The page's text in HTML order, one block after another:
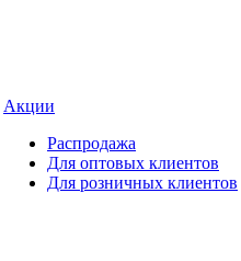
Акции
Распродажа
Для оптовых клиентов
Для розничных клиентов